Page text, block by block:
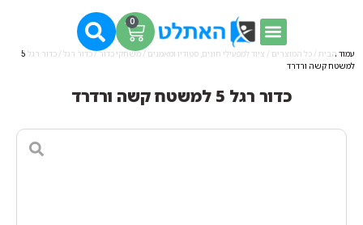
0
עמוד הבית / כל המוצרים / ציוד למפעילי חוגים, סטודיו ומאמנים / משחקי כדור/כדור רגל
/ כדור רגל 5
למשטח קשה ורדרד
כדור רגל 5 למשטח קשה ורדרד